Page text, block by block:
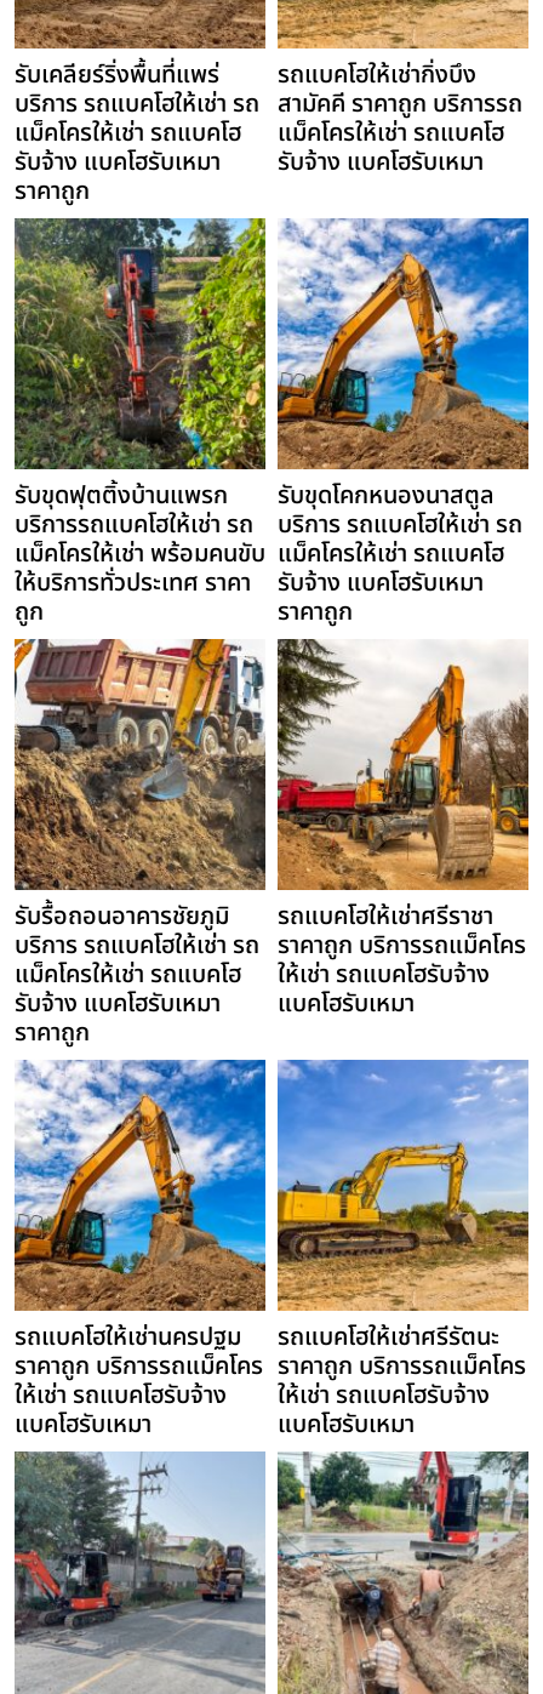
รับเคลียร์ริ่งพื้นที่แพร่
บริการ รถแบคโฮให้เช่า รถ
แม็คโครให้เช่า รถแบคโฮ
รับจ้าง แบคโฮรับเหมา
ราคาถูก
รถแบคโฮให้เช่ากิ่งบึง
สามัคคี ราคาถูก บริการรถ
แม็คโครให้เช่า รถแบคโฮ
รับจ้าง แบคโฮรับเหมา
รับขุดฟุตติ้งบ้านแพรก
บริการรถแบคโฮให้เช่า รถ
แม็คโครให้เช่า พร้อมคนขับ
ให้บริการทั่วประเทศ ราคา
ถูก
รับขุดโคกหนองนาสตูล
บริการ รถแบคโฮให้เช่า รถ
แม็คโครให้เช่า รถแบคโฮ
รับจ้าง แบคโฮรับเหมา
ราคาถูก
รับรื้อถอนอาคารชัยภูมิ
บริการ รถแบคโฮให้เช่า รถ
แม็คโครให้เช่า รถแบคโฮ
รับจ้าง แบคโฮรับเหมา
ราคาถูก
รถแบคโฮให้เช่าศรีราชา
ราคาถูก บริการรถแม็คโคร
ให้เช่า รถแบคโฮรับจ้าง
แบคโฮรับเหมา
รถแบคโฮให้เช่านครปฐม
ราคาถูก บริการรถแม็คโคร
ให้เช่า รถแบคโฮรับจ้าง
แบคโฮรับเหมา
รถแบคโฮให้เช่าศรีรัตนะ
ราคาถูก บริการรถแม็คโคร
ให้เช่า รถแบคโฮรับจ้าง
แบคโฮรับเหมา